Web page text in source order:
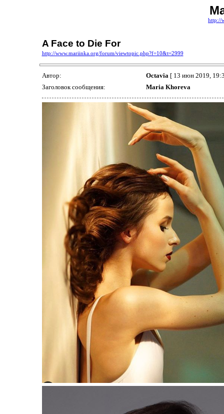
http://
A Face to Die For
http://www.mariinka.org/forum/viewtopic.php?f=10&t=2999
Автор: Octavia[ 13 июн 2019,
Заголовок сообщения:
Maria Khoreva